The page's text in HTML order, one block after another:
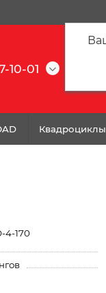
10-01
Квадроциклы
4-170